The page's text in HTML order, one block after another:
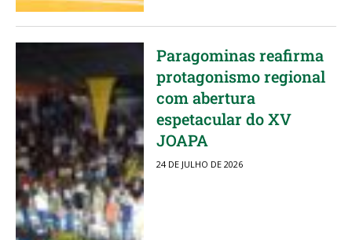
Paragominas reafirma
protagonismo regional
com abertura
espetacular do XV
JOAPA
24 DE JULHO DE 2026